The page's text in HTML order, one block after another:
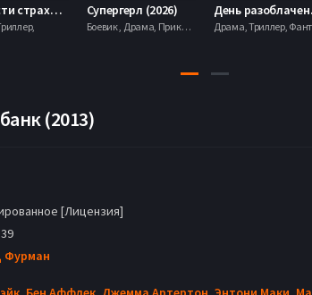
Во власти страха (2026) Супергерл (2026)
Боевик , Драма, Приключения, Фантастика,
(2013)
[Лицензия]
Фурман